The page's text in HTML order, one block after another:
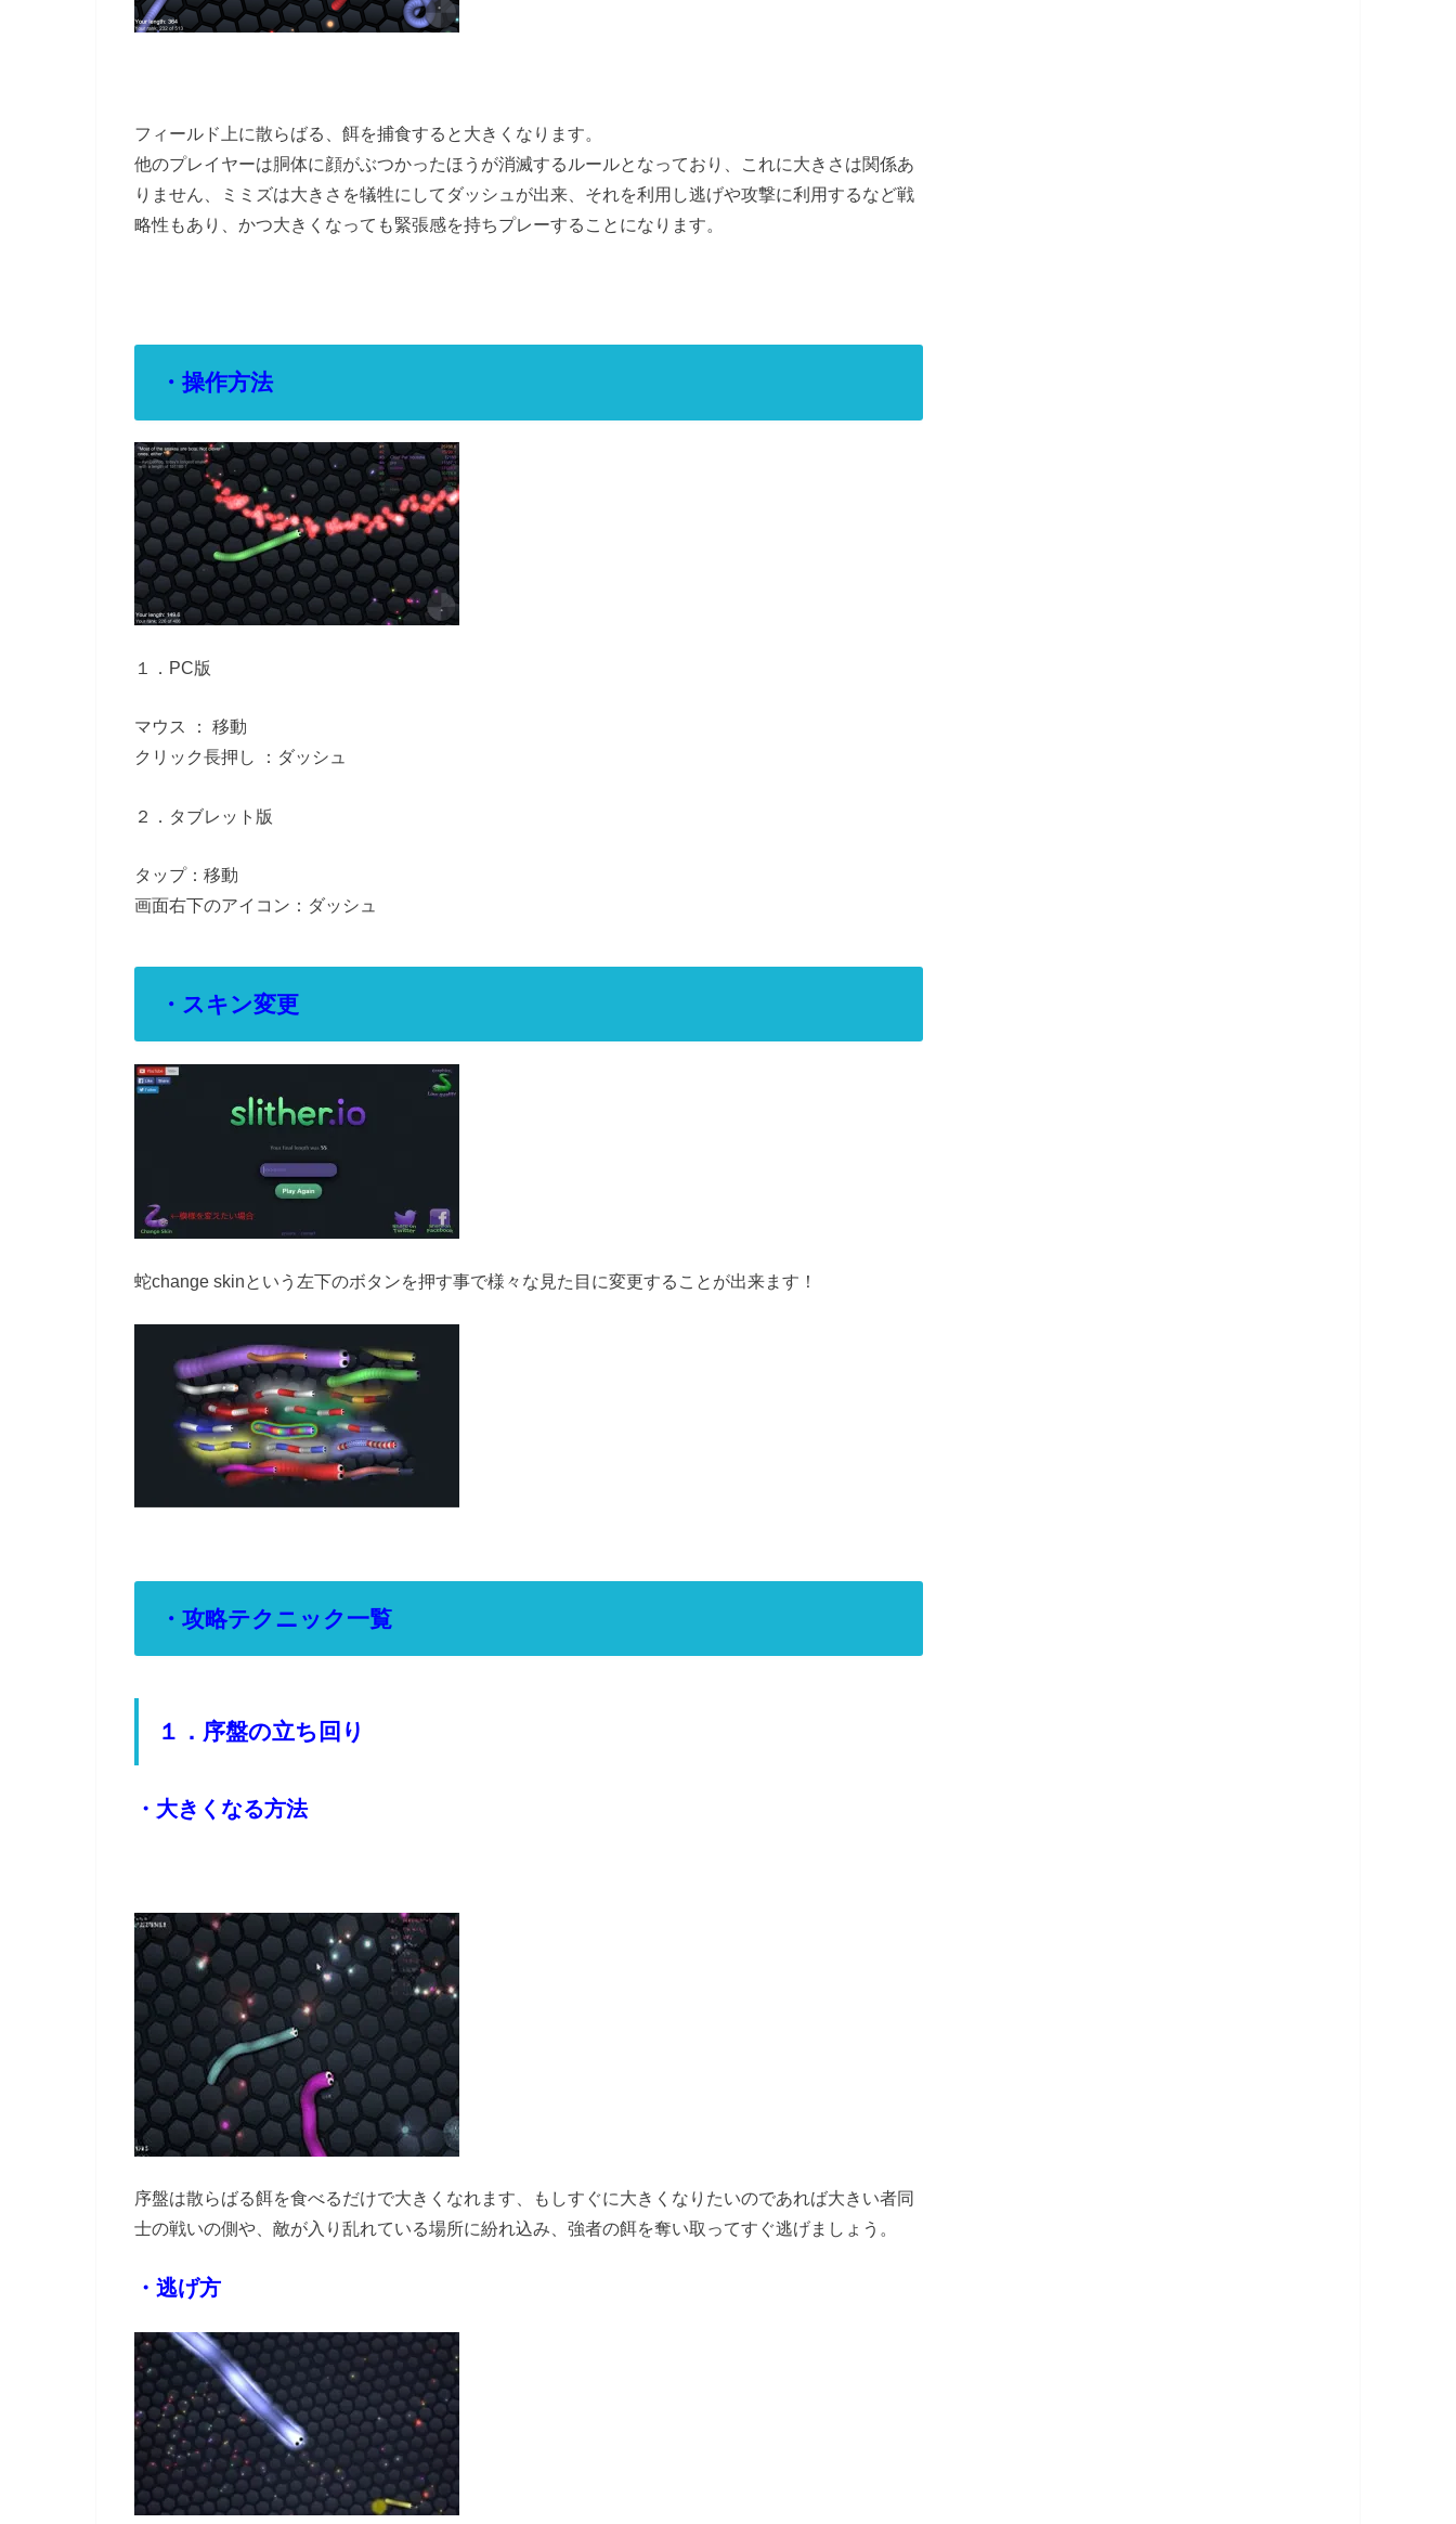
フィールド上に散らばる、餌を捕食すると大きくなります。
他のプレイヤーは胴体に顔がぶつかったほうが消滅するルールとなっており、これに大きさは関係あ
りません、ミミズは大きさを犠牲にしてダッシュが出来、それを利用し逃げや攻撃に利用するなど戦
略性もあり、かつ大きくなっても緊張感を持ちプレーすることになります。
・操作方法
１．PC版
マウス ： 移動
クリック長押し ：ダッシュ
２．タブレット版
タップ：移動
画面右下のアイコン：ダッシュ
・スキン変更
蛇change skinという左下のボタンを押す事で様々な見た目に変更することが出来ます！
・ 攻略テクニック一覧
１．序盤の立ち回り
・大きくなる方法
序盤は散らばる餌を食べるだけで大きくなれます、もしすぐに大きくなりたいのであれば大きい者同
士の戦いの側や、敵が入り乱れている場所に紛れ込み、強者の餌を奪い取ってすぐ逃げましょう。
・逃げ方